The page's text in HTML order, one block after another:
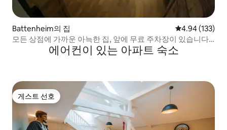
Battenheim의 집 평점 4.94점(5
4.94 (133)
모든 상점에 가까운 아늑한 집, 앞에 무료 주차장이 있습니다.
뮐루즈에서 10분, 스트라스부르에서 1시간 거리입니다.
에어컨이 있는 아파트 숙소
게스트 선호
게스트 선호